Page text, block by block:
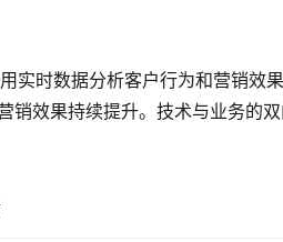
实时数据分析客户行为和营销效
销效果持续提升。技术与业务的